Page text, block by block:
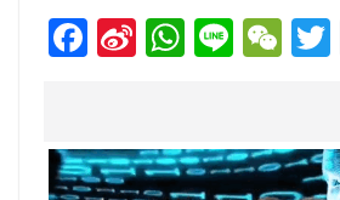
F
e
Si
W
W
s
Li W
h